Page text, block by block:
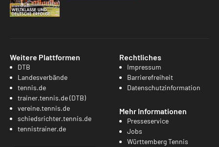
Weitere Plattformen
DTB
Landesverbände
tennis.de
trainer.tennis.de (DTB)
vereine.tennis.de
schiedsrichter.tennis.de
tennistrainer.de
Rechtliches
Impressum
Barrierefreiheit
Datenschutzinformation
Mehr Informationen
Presseservice
Jobs
Württemberg Tennis